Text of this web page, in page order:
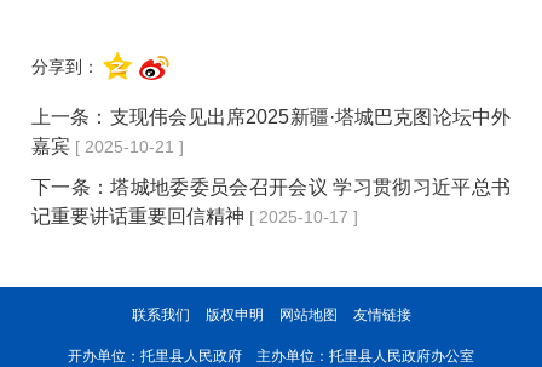
分享到：
上一条： 支现伟会见出席2025新疆·塔城巴克图论坛中外
嘉宾 [ 2025-10-21 ]
下一条：塔城地委委员会召开会议 学习贯彻习近平总书
记重要讲话重要回信精神 [ 2025-10-17 ]
联系我们 版权申明 网站地图 友情链接
开办单位：托里县人民政府 主办单位：托里县人民政府办公室